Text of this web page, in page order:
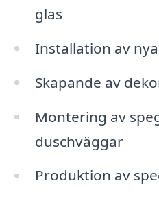
glas
Installation av
Skapande av
Montering av
duschväggar
Produktion av